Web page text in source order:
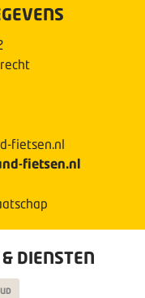
fietsen.nl
fietsen.nl
DIENSTEN